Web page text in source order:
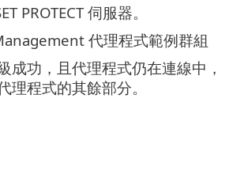
PROTECT 伺服器。
代理程式範例群組
成功，且代理程式仍在連線中，
理程式的其餘部分。